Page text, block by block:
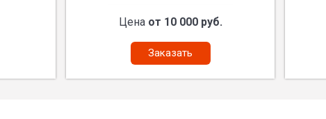
Цена от 10 000 руб.
Заказать